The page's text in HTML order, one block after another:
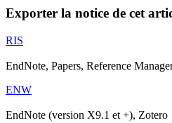
Exporter la notice de cet
RIS
EndNote, Papers, Reference
ENW
EndNote (version X9.1 et +), Zotero